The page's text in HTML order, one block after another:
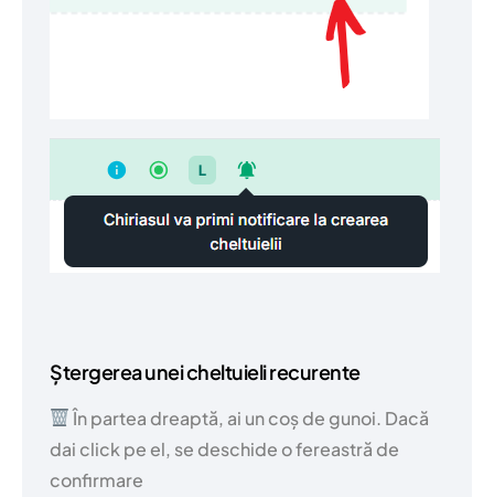
Ștergerea unei cheltuieli recurente
În partea dreaptă, ai un coș de gunoi. Dacă
dai click pe el, se deschide o fereastră de
confirmare